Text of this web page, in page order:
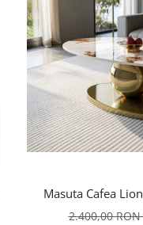
Masuta Cafea
2.400,00 RON